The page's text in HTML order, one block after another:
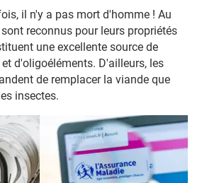
il n'y a pas mort d'homme ! Au
reconnus pour leurs propriétés
une excellente source de
d'oligoéléments. D'ailleurs, les
de remplacer la viande que
insectes.